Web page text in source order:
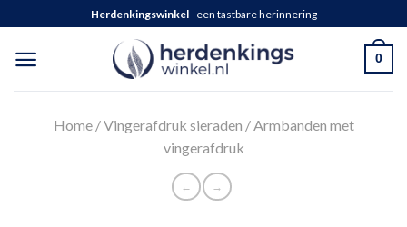
Herdenkingswinkel- een tastbare herinnering
0
Home/Vingerafdruk sieraden /Armbanden met
vingerafdruk
← →